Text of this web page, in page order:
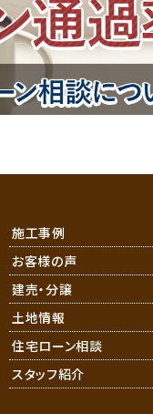
施工事例
お客様の声
建売・分譲
土地情報
住宅ローン相談
スタッフ紹介